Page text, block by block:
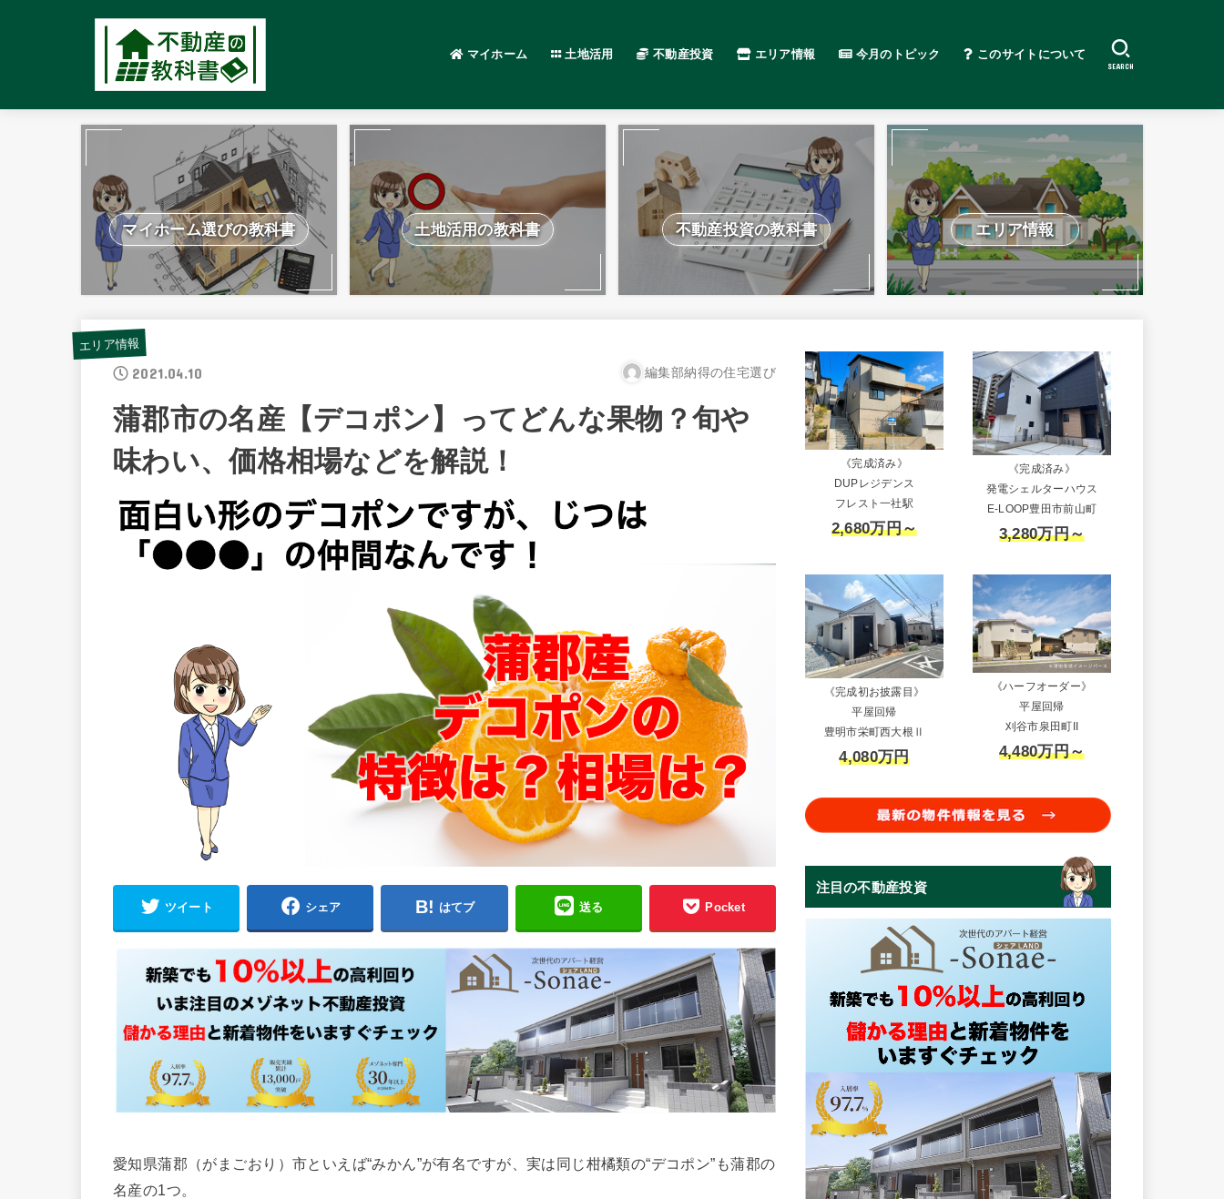
マイホーム 土地活用 不動産投資 エリア情報 今月のトピック このサイトについて
SEARCH
マイホーム選びの教科書 土地活用の教科書 不動産投資の教科書 エリア情報
エリア情報
2021.04.10 編集部納得の住宅選び
蒲郡市の名産【デコポン】ってどんな果物？旬や
味わい、価格相場などを解説！
ツイート シェア はてブ 送る Pocket
愛知県蒲郡（がまごおり）市といえば“みかん”が有名ですが、実は同じ柑橘類の“デコポン”も蒲郡の
名産の1つ。
《完成済み》
DUPレジデンス
フレスト一社駅
2,680万円～
《完成済み》
発電シェルターハウス
E-LOOP豊田市前山町
3,280万円～
《完成初お披露目》
平屋回帰
豊明市栄町西大根Ⅱ
4,080万円
《ハーフオーダー》
平屋回帰
刈谷市泉田町II
4,480万円～
注目の不動産投資